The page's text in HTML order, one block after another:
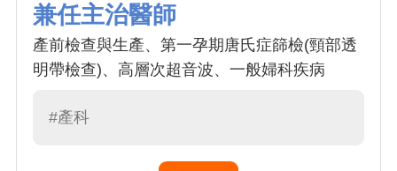
兼任主治醫師
產前檢查與生產、第一孕期唐氏症篩檢(頸部透
明帶檢查)、高層次超音波、一般婦科疾病
#產科